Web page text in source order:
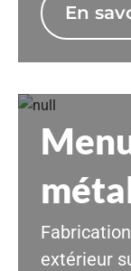
En
extérieur